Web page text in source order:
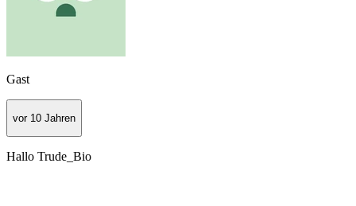
Gast
vor 10 Jahren
Hallo Trude_Bio